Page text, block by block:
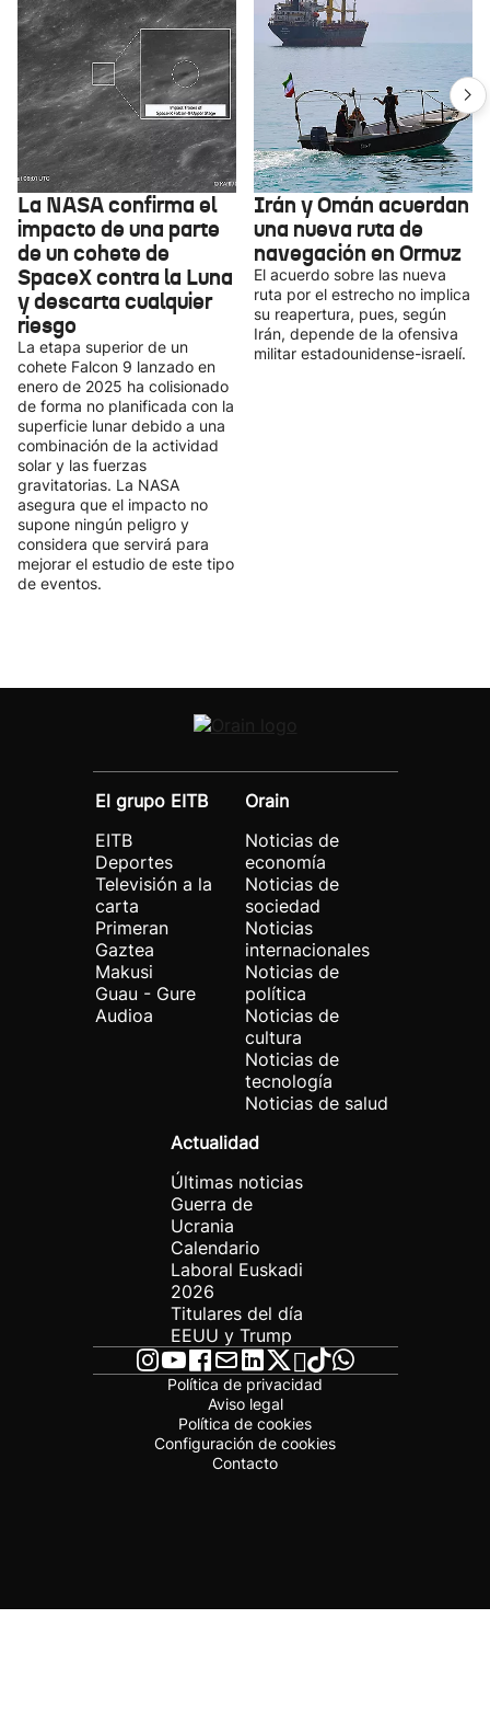
La NASA confirma el
impacto de una parte
de un cohete de
SpaceX contra la Luna
y descarta cualquier
riesgo
La etapa superior de un
cohete Falcon 9 lanzado en
enero de 2025 ha colisionado
de forma no planificada con la
superficie lunar debido a una
combinación de la actividad
solar y las fuerzas
gravitatorias. La NASA
asegura que el impacto no
supone ningún peligro y
considera que servirá para
mejorar el estudio de este tipo
de eventos.
Irán y Omán acuerdan
una nueva ruta de
navegación en Ormuz
El acuerdo sobre las nueva
ruta por el estrecho no implica
su reapertura, pues, según
Irán, depende de la ofensiva
militar estadounidense-israelí.
El grupo EITB
EITB
Deportes
Televisión a la
carta
Primeran
Gaztea
Makusi
Guau - Gure
Audioa
Orain
Noticias de
economía
Noticias de
sociedad
Noticias
internacionales
Noticias de
política
Noticias de
cultura
Noticias de
tecnología
Noticias de salud
Actualidad
Últimas noticias
Guerra de
Ucrania
Calendario
Laboral Euskadi
2026
Titulares del día
EEUU y Trump
Política de privacidad
Aviso legal
Política de cookies
Configuración de cookies
Contacto